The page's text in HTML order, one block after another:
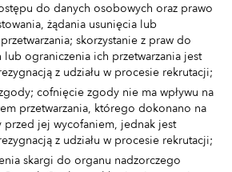
do danych osobowych oraz prawo
żądania usunięcia lub
skorzystanie z praw do
lub ograniczenia ich przetwarzania jest
z udziału w procesie rekrutacji;
cofnięcie zgody nie ma wpływu na
przetwarzania, którego dokonano na
przed jej wycofaniem, jednak jest
z udziału w procesie rekrutacji;
skargi do organu nadzorczego